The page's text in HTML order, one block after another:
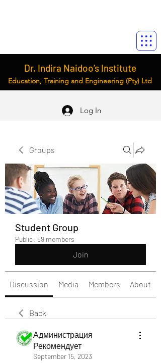
Dr. Indira Naidoo’s Institute
Education, Training and Engineering (Pty) Ltd
Log In
Groups
Student Group
Public · 89 members
Join
Discussion Media Members About
Back
Администрация
Рекомендует
September 15, 2023